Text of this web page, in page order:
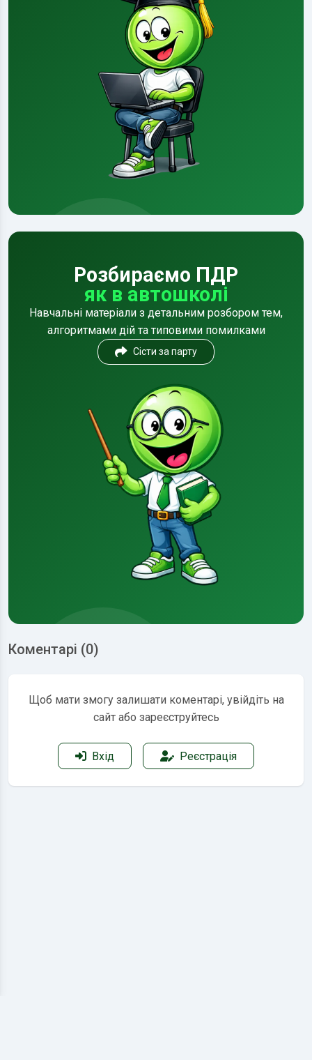
Розбираємо ПДР
як в автошколі
Навчальні матеріали з детальним розбором тем,
алгоритмами дій та типовими помилками
Сісти за парту
Коментарі (0)
Щоб мати змогу залишати коментарі, увійдіть на
сайт або зареєструйтесь
Вхід Реєстрація